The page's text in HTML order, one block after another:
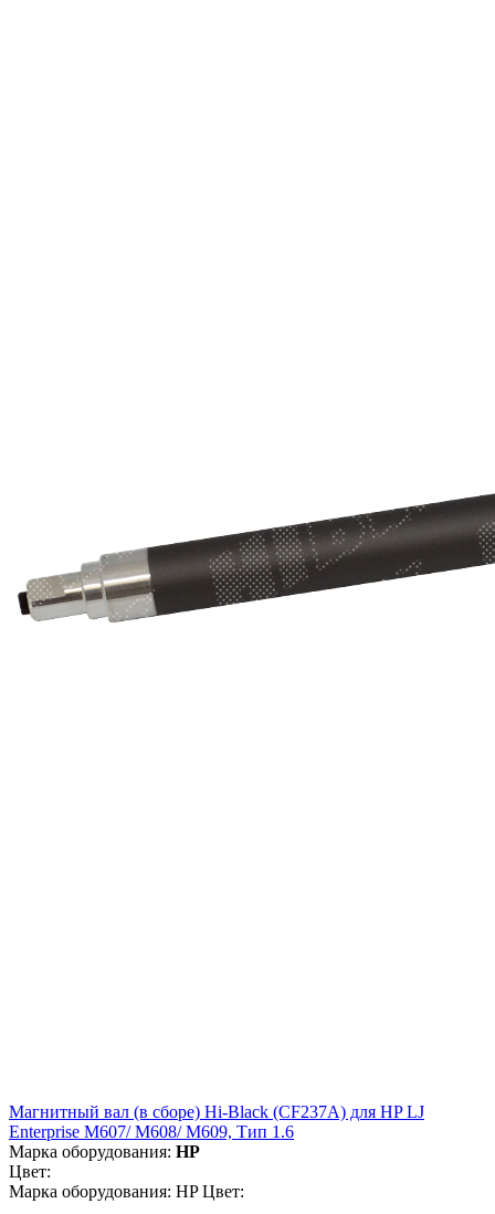
Магнитный вал (в сборе) Hi-Black (CF237A) для HP LJ
Enterprise M607/ M608/ M609, Тип 1.6
Марка оборудования: HP
Цвет:
Марка оборудования: HP Цвет: